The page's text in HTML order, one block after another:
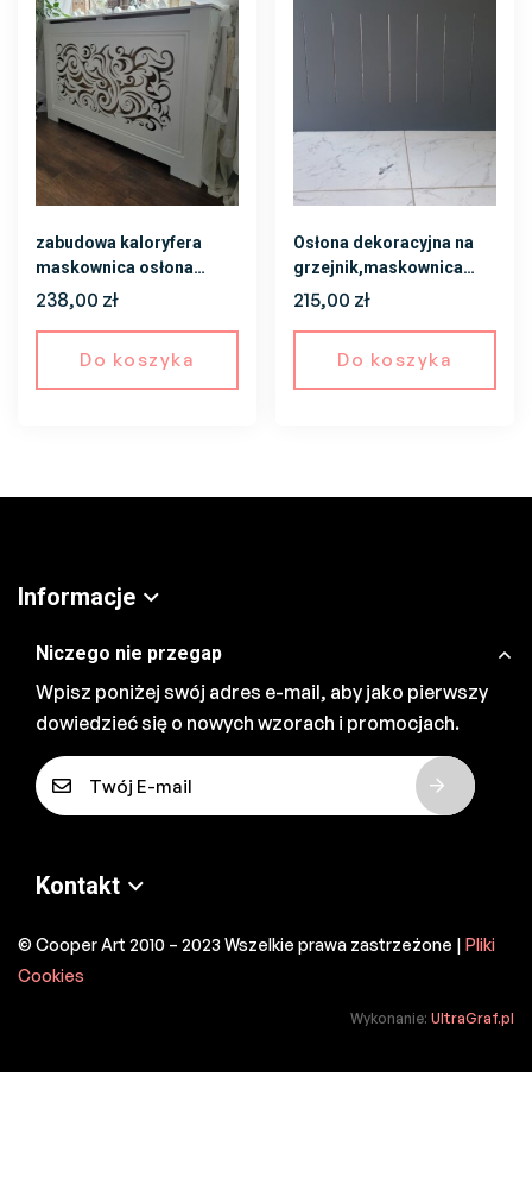
zabudowa kaloryfera
maskownica osłona
grzejnika pod wymiar
238,00 zł
Do koszyka
Osłona dekoracyjna na
grzejnik,maskownica
pod wymiar
215,00 zł
Do koszyka
Informacje
Niczego nie przegap
Wpisz poniżej swój adres e-mail, aby jako pierwszy
dowiedzieć się o nowych wzorach i promocjach.
E
-
i
*
Kontakt
© Cooper Art 2010 – 2023 Wszelkie prawa zastrzeżone | Pliki
Cookies
Wykonanie: UltraGraf.pl